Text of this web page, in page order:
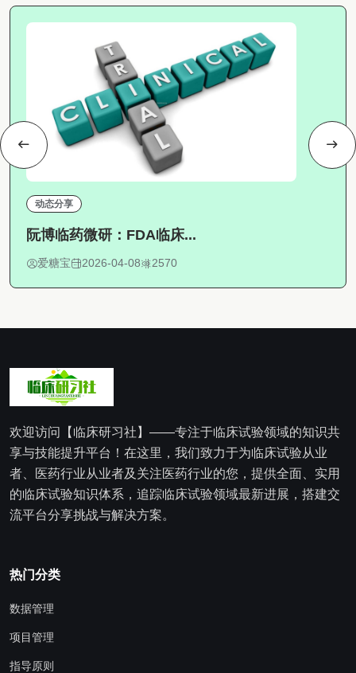
动态分享
阮博临药微研：FDA临床...
爱糖宝 2026-04-08 2570
欢迎访问【临床研习社】——专注于临床试验领域的知识共
享与技能提升平台！在这里，我们致力于为临床试验从业
者、医药行业从业者及关注医药行业的您，提供全面、实用
的临床试验知识体系，追踪临床试验领域最新进展，搭建交
流平台分享挑战与解决方案。
热门分类
数据管理
项目管理
指导原则